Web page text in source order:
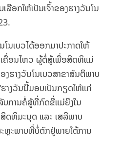
ອກໃຫ້ເປັນເຈົ້າຂອງຮາງວັນໂນ
ໂນເບວໄດ້ອອກມາປະກາດໃຫ້
ອນໄຫວ ຜູ້ຕໍ່ສູ້ເພື່ອສິດທິແມ່
ງຮາງວັນໂນເບວສາຂາສັນຕິພາບ
າງວັນນີ້ມອບເປັນກຽດໃຫ້ແກ່
ການຄໍ່ສູ້ທີ່ກົດຂີ່ແມ່ຍິງໃນ
ດທິມະນຸດ ແລະ ເສລີພາບ
ະພາບທີ່ບໍ່ຕົກຢູ່ພາຍໃຕ້ການ